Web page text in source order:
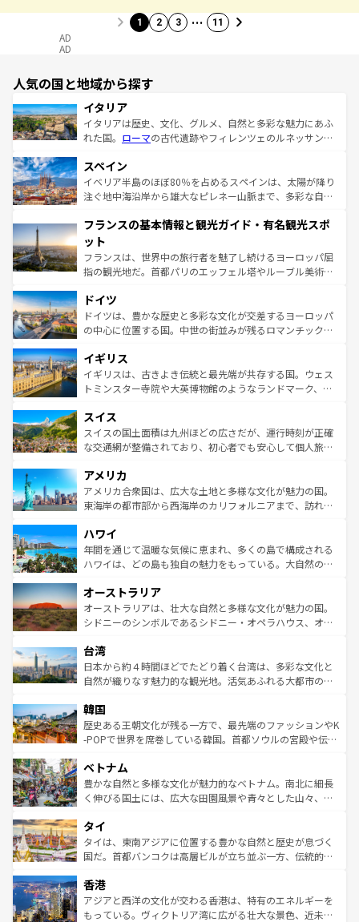
1 2 3 … 11
AD
AD
人気の国と地域から探す
イタリア
イタリアは歴史、文化、グルメ、自然と多彩な魅力にあふ
れた国。 ローマの古代遺跡やフィレンツェのルネッサンス
ろん、トスカーナの美しい田園風景やアマルフィ海岸の絶
景など、自然景観も見逃せない。観光の合間には、本場の
ピザやパスタなど、絶品のイタリア料理を堪能することも
ませてくれるイタリアで、忘れられない旅をしてみよう！
なお、新着のイタリア情報は
しい。
スペイン
イベリア半島のほぼ80％を占めるスペインは、太陽が降り
注ぐ地中海沿岸から雄大なピレネー山脈まで、多彩な自然
文化が根付くこの国では、情熱的なフラメンコ、熱気あふ
れる闘牛、そして美味しいタパスが生活の一部となってい
る。首都マドリードの洗練された雰囲気や、バルセロナの
アートに溢れた街角から、地方では古代ローマ遺跡や中世
せる。地方によって風土や気候が異なるスペインはその個
性で訪れる人を魅了する。 なお、新着のスペイン情報は コ
ンテンツ一覧を参照してほしい。
フランスの基本情報と観光ガイド・有名観光スポ
ット
フランスは、世界中の旅行者を魅了し続けるヨーロッパ屈
指の観光地だ。首都パリのエッフェル塔やルーブル美術館
で、幅広い魅力が詰まっている。華麗な宮殿、歴史的な大
聖堂、美しいビーチ、そして豊かな自然が、訪れる者を心
から魅了する。また、フランスは美食の国としても知ら
いる。シャンパンの発祥地であるランス、プロヴァンスの
香り高いラベンダー畑など、多彩な楽しみ方が可能だ。さ
らに、パリ以外の地域にも魅力が溢れており、どの街角に
れる地方に足を運ぶとそれぞれで全く異なる文化を体験で
きるだろう。 なお、新着のフランス情報はコンテンツ一覧
を参照してほしい。
ドイツ
ドイツは、豊かな歴史と多彩な文化が交差するヨーロッパ
の中心に位置する国。中世の街並みが残るロマンチック街
顔を持つこの国は、どこを歩いても飽きることがない。ベ
ルリンの文化的活気、バイエルン州のアルプスの絶景、そ
してライン川沿いのワイン畑といった風景は必見。ビール
は、お酒好きな人にはぜひ体験してほしい。 なお、新着の
ドイツ情報はコンテンツ一覧を参照してほしい。
イギリス
イギリスは、古きよき伝統と最先端が共存する国。ウェス
トミンスター寺院や大英博物館のようなランドマーク、歴
リアごとに異なる魅力がある。また、優雅なアフタヌーン
ティー、ビール好きにはたまらない英国パブ、サッカー観
戦など、本場だからこそできる体験も豊富。イギリスを旅
ンツ一覧を参照してほしい。
スイス
スイスの国土面積は九州ほどの広さだが、運行時刻が正確
な交通網が整備されており、初心者でも安心して個人旅行
の建物がそのまま残る町や、スイスならではのユニークな
博物館もあり、アルプス観光だけでなく町歩きも満喫する
ことができる。国民の所得が高いため物価も高いが、旅行
ば市内交通費無料で観光を楽しむこともできる。 なお、新
着のスイス情報はコンテンツ一覧 を参照してほしい。
アメリカ
アメリカ合衆国は、広大な土地と多様な文化が魅力の国。
東海岸の都市部から西海岸のカリフォルニアまで、訪れる
のような巨大都市は、観光、ショッピング、エンターテイ
ンメントが詰まった刺激的なスポットだ。一方、アメリカ
西部には大自然が広がり、グランドキャニオンやイエロー
部のニューオーリンズでは、音楽と美食が融合した独特の
文化が魅力。旅行者はアメリカの各地域で異なる魅力を楽
しみながら、その多様性と豊かな歴史を感じることができ
ならではの贅沢な旅のスタイルだ。 なお、新着のアメリカ
情報はコンテンツ一覧を参照してほしい。
ハワイ
年間を通じて温暖な気候に恵まれ、多くの島で構成される
ハワイは、どの島も独自の魅力をもっている。大自然の神
ワイ島は見逃せない。また、定番の観光地といえばオアフ
島だが、静かな自然を求めるならマウイ島やカウアイ島が
おすすめ。エメラルドグリーンに輝く海をはじめ、豊かな
れるおもてなしの心で訪れる人々を迎えてくれるハワイの
人々、おいしいローカルフードやハワイアンミュージッ
ク、伝統的なフラダンスなど、すべてがハワイの魅力を彩
ワイを、存分に味わってほしい。 なお、新着のハワイ情報
はコンテンツ一覧を参照してほしい。
オーストラリア
オーストラリアは、壮大な自然と多様な文化が魅力の国。
シドニーのシンボルであるシドニー・オペラハウス、オー
リアリーフや大陸中央部にそびえるウルル（エアーズロッ
ク）、タスマニアの美しい原生林やケアンズの熱帯雨林な
ど、見どころがたくさん。また、カフェやワイン、オージ
いる。アクティビティも充実しており、サーフィンやダイ
ビング、ハイキングなど、アウトドア好きにはたまらな
い。オーストラリアの多彩な魅力を存分に味わいつくそ
参照してほしい。
台湾
日本から約４時間ほどでたどり着く台湾は、多彩な文化と
自然が織りなす魅力的な観光地。活気あふれる大都市の台
ン）、静ひつな山岳地帯である台湾東部など、都市の喧騒
と山間の静けさが共存しており、訪れる人に新しい発見と
驚きをもたらしてくれる。また、奥深い台湾の食文化も魅
容にもいいと評判のスイーツなど、バラエティ豊かな料理
が味わえる。 なお、新着の台湾情報は コンテンツ一覧を参
照してほしい。
韓国
歴史ある王朝文化が残る一方で、最先端のファッションやK
-POPで世界を席巻している韓国。首都ソウルの宮殿や伝統
き、地方に足を延ばせば四季折々の自然美を楽しむことが
できる。そして、キムチや焼肉、絶品のストリートフード
まで、さまざまな韓国料理が待っている。夜には、韓国な
リティに包まれながら、韓国の多彩な魅力を心ゆくまで味
わってみてほしい。 なお、新着の韓国情報はコンテンツ一
覧を参照してほしい。
ベトナム
豊かな自然と多様な文化が魅力的なベトナム。南北に細長
く伸びる国土には、広大な田園風景や青々とした山々、世
急速な発展と共に伝統が息づく。ハノイの古い町並みやホ
ーチミン市のフランス統治時代の建物も、独特の雰囲気を
醸し出している。また、バラエティの豊かさとおいしさで
とつ。フォーやバインミー、ベトナムコーヒーなどは、ぜ
ひ現地で味わいたい。どの地域を訪れてもあたたかい人々
が旅行者を迎えてくれるので、きっと忘れられない旅にな
タイ
タイは、東南アジアに位置する豊かな自然と歴史が息づく
国だ。首都バンコクは高層ビルが立ち並ぶ一方、伝統的な
の活気が交差している。北部ではチェンマイなどの山岳地
帯で自然と触れ合い、南部ではプーケットやクラビの美し
いビーチでリゾート気分を楽しむことができる。タイ料理
香港
アジアと西洋の文化が交わる香港は、特有のエネルギーを
もっている。ヴィクトリア湾に広がる壮大な景色、近未来